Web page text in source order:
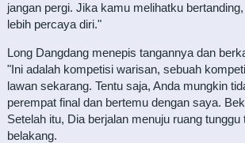
jangan pergi. Jika kamu melihatku
lebih percaya diri."
Long Dangdang menepis tangannya dan
"Ini adalah kompetisi warisan, sebuah
lawan sekarang. Tentu saja, Anda mungkin
perempat final dan bertemu dengan saya.
Setelah itu, Dia berjalan menuju ruang
belakang.